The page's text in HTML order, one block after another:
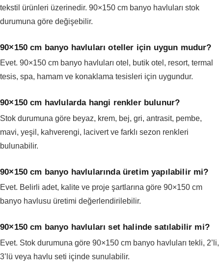
tekstil ürünleri üzerinedir. 90×150 cm banyo havluları stok
durumuna göre değişebilir.
90×150 cm banyo havluları oteller için uygun mudur?
Evet. 90×150 cm banyo havluları otel, butik otel, resort, termal
tesis, spa, hamam ve konaklama tesisleri için uygundur.
90×150 cm havlularda hangi renkler bulunur?
Stok durumuna göre beyaz, krem, bej, gri, antrasit, pembe,
mavi, yeşil, kahverengi, lacivert ve farklı sezon renkleri
bulunabilir.
90×150 cm banyo havlularında üretim yapılabilir mi?
Evet. Belirli adet, kalite ve proje şartlarına göre 90×150 cm
banyo havlusu üretimi değerlendirilebilir.
90×150 cm banyo havluları set halinde satılabilir mi?
Evet. Stok durumuna göre 90×150 cm banyo havluları tekli, 2’li,
3’lü veya havlu seti içinde sunulabilir.